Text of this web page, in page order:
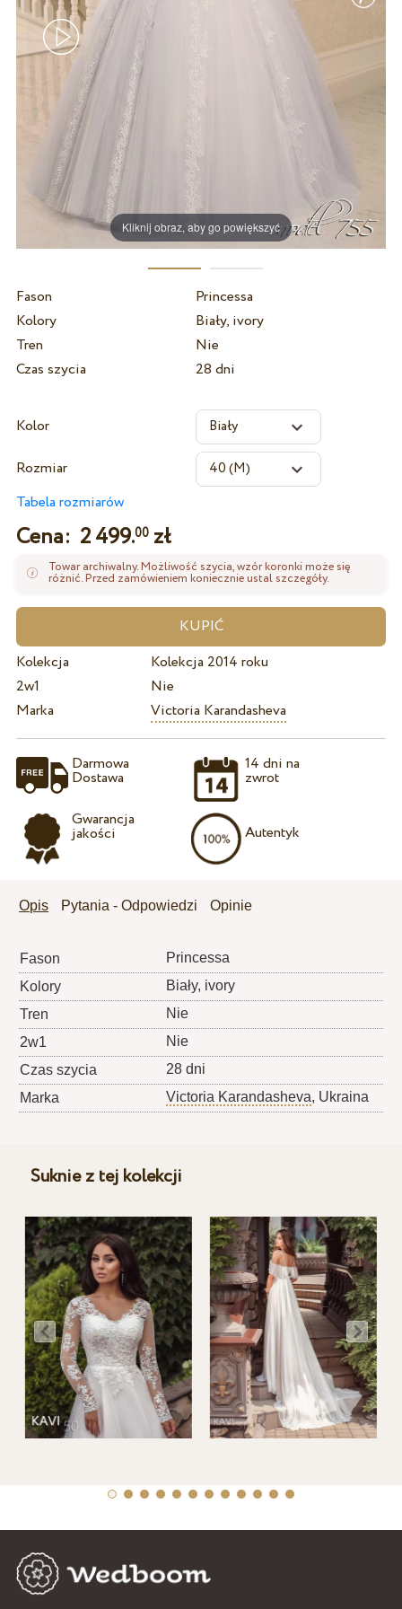
Kliknij obraz, aby go powiększyć
Fason
Princessa
Kolory
Biały, ivory
Tren
Nie
Czas szycia
28 dni
Kolor
Rozmiar
Tabela rozmiarów
Cena: 2 499.00zł
Towar archiwalny. Możliwość szycia, wzór koronki może się
różnić. Przed zamówieniem koniecznie ustal szczegóły.
Kolekcja
Kolekcja 2014 roku
2w1
Nie
Marka
Victoria Karandasheva
Darmowa
Dostawa
Gwarancja
jakości
14 dni na
zwrot
Autentyk
Opis Pytania - Odpowiedzi Opinie
Fason
Princessa
Kolory
Biały, ivory
Tren
Nie
2w1
Nie
Czas szycia
28 dni
Marka
Victoria Karandasheva, Ukraina
Suknie z tej kolekcji